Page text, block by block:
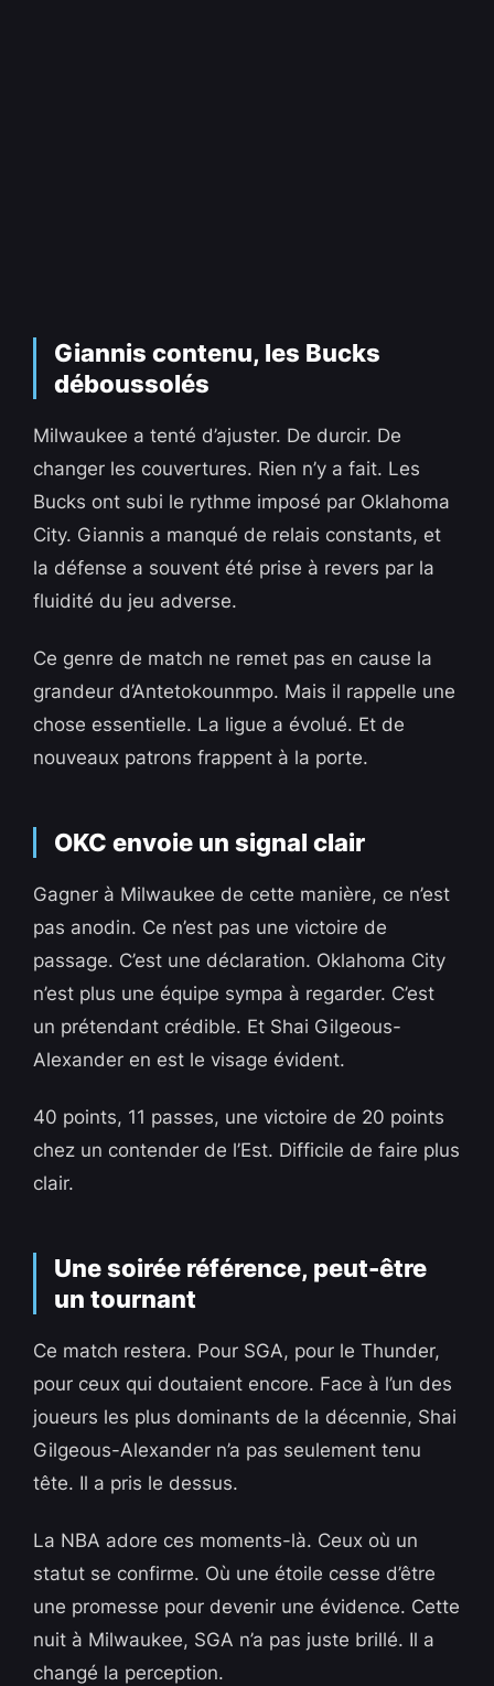
Giannis contenu, les Bucks
déboussolés
Milwaukee a tenté d’ajuster. De durcir. De
changer les couvertures. Rien n’y a fait. Les
Bucks ont subi le rythme imposé par Oklahoma
City. Giannis a manqué de relais constants, et
la défense a souvent été prise à revers par la
fluidité du jeu adverse.
Ce genre de match ne remet pas en cause la
grandeur d’Antetokounmpo. Mais il rappelle une
chose essentielle. La ligue a évolué. Et de
nouveaux patrons frappent à la porte.
OKC envoie un signal clair
Gagner à Milwaukee de cette manière, ce n’est
pas anodin. Ce n’est pas une victoire de
passage. C’est une déclaration. Oklahoma City
n’est plus une équipe sympa à regarder. C’est
un prétendant crédible. Et Shai Gilgeous-
Alexander en est le visage évident.
40 points, 11 passes, une victoire de 20 points
chez un contender de l’Est. Difficile de faire plus
clair.
Une soirée référence, peut-être
un tournant
Ce match restera. Pour SGA, pour le Thunder,
pour ceux qui doutaient encore. Face à l’un des
joueurs les plus dominants de la décennie, Shai
Gilgeous-Alexander n’a pas seulement tenu
tête. Il a pris le dessus.
La NBA adore ces moments-là. Ceux où un
statut se confirme. Où une étoile cesse d’être
une promesse pour devenir une évidence. Cette
nuit à Milwaukee, SGA n’a pas juste brillé. Il a
changé la perception.